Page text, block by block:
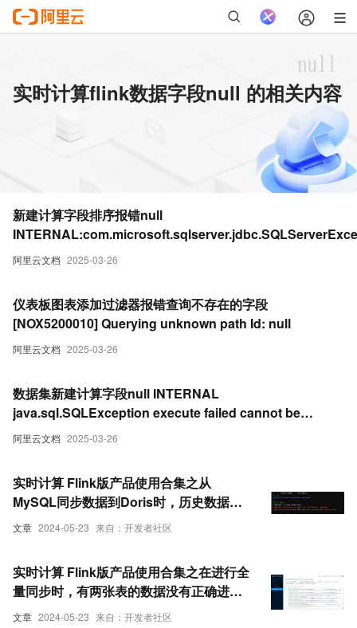
实时计算flink数据字段null 的相关内容
阿里云文档 2025-03-26
新建计算字段排序报错null
ivide by zero error encountered
阿里云文档 2025-03-26
仪表板图表添加过滤器报错查询不存在的字段
[NOX5200010] Querying unknown path Id: null
阿里云文档 2025-03-26
数据集新建计算字段null INTERNAL
java.sql.SQLException execute failed cannot be
resolved
文章 2024-05-23 来自：开发者社区
实时计算 Flink版产品使用合集之从
MySQL同步数据到Doris时，历史数据时
间字段显示为null，而增量数据部分的时间
文章 2024-05-23 来自：开发者社区
实时计算 Flink版产品使用合集之在进行全
量同步时，有两张表的数据没有正确进
入，并且ID字段为null，该怎么处理